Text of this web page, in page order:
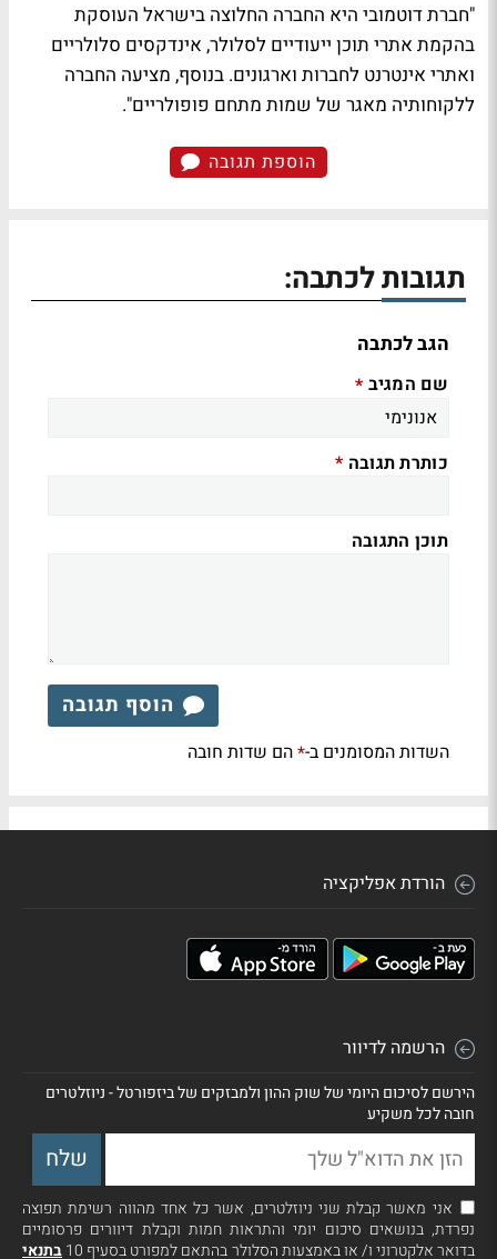
"חברת דוטמובי היא החברה החלוצה בישראל העוסקת
בהקמת אתרי תוכן ייעודיים לסלולר, אינדקסים סלולריים
ואתרי אינטרנט לחברות וארגונים. בנוסף, מציעה החברה
ללקוחותיה מאגר של שמות מתחם פופולריים".
הוספת תגובה
תגובות לכתבה:
הגב לכתבה
שם המגיב *
כותרת תגובה *
תוכן התגובה
הוסף תגובה
השדות המסומנים ב-*הם שדות חובה
הורדת אפליקציה
הרשמה לדיוור
הירשם לסיכום היומי של שוק ההון ולמבזקים של ביזפורטל - ניוזלטרים
חובה לכל משקיע
אני מאשר קבלת שני ניוזלטרים, אשר כל אחד מהווה רשימת תפוצה
נפרדת, בנושאים סיכום יומי והתראות חמות וקבלת דיוורים פרסומיים
בדואר אלקטרוני ו/ או באמצעות הסלולר בהתאם למפורט בסעיף 10
בתנאי